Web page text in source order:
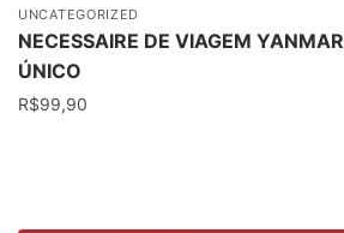
UNCATEGORIZED
NECESSAIRE DE VIAGEM YANMAR
ÚNICO
R$99,90